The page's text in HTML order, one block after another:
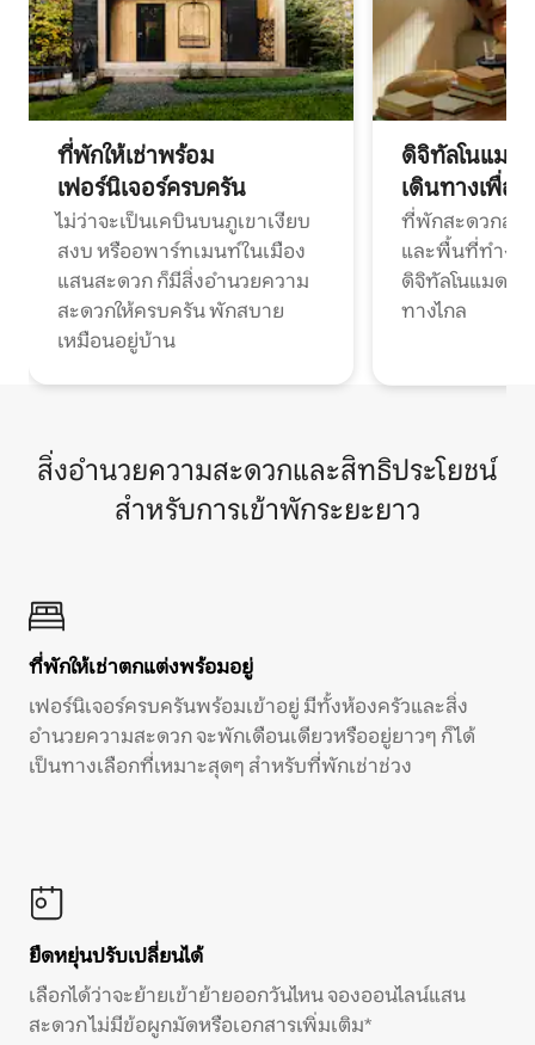
ที่พักให้เช่าพร้อม
เฟอร์นิเจอร์ครบครัน
ไม่ว่าจะเป็นเคบินบนภูเขาเงียบ
สงบ หรืออพาร์ทเมนท์ในเมือง
แสนสะดวก ก็มีสิ่งอำนวยความ
สะดวกให้ครบครัน พักสบาย
เหมือนอยู่บ้าน
ดิจิทัลโนแมด
เดินทางเพื่อ
ที่พักสะดวกสบ
และพื้นที่ทำงา
ดิจิทัลโนแมดแ
ทางไกล
สิ่งอำนวยความสะดวกและสิทธิประโยชน์
สำหรับการเข้าพักระยะยาว
ที่พักให้เช่าตกแต่งพร้อมอยู่
เฟอร์นิเจอร์ครบครันพร้อมเข้าอยู่ มีทั้งห้องครัวและสิ่ง
อำนวยความสะดวก จะพักเดือนเดียวหรืออยู่ยาวๆ ก็ได้
เป็นทางเลือกที่เหมาะสุดๆ สำหรับที่พักเช่าช่วง
ยืดหยุ่นปรับเปลี่ยนได้
เลือกได้ว่าจะย้ายเข้าย้ายออกวันไหน จองออนไลน์แสน
สะดวก ไม่มีข้อผูกมัดหรือเอกสารเพิ่มเติม*